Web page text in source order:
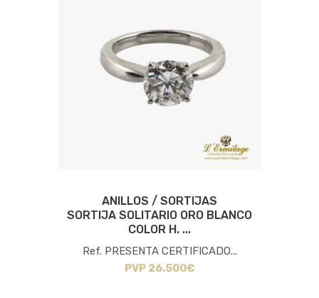
ANILLOS / SORTIJAS
SORTIJA SOLITARIO ORO BLANCO
COLOR H. ...
Ref. PRESENTA CERTIFICADO...
PVP 26.500€